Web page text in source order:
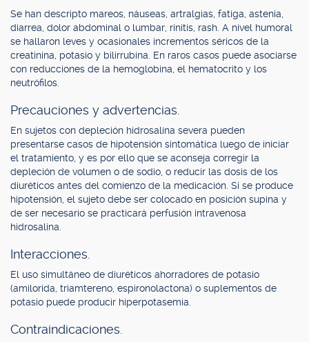
Se han descripto mareos, náuseas, artralgias, fatiga, astenia,
diarrea, dolor abdominal o lumbar, rinitis, rash. A nivel humoral
se hallaron leves y ocasionales incrementos séricos de la
creatinina, potasio y bilirrubina. En raros casos puede asociarse
con reducciones de la hemoglobina, el hematocrito y los
neutrófilos.
Precauciones y advertencias.
En sujetos con depleción hidrosalina severa pueden
presentarse casos de hipotensión sintomática luego de iniciar
el tratamiento, y es por ello que se aconseja corregir la
depleción de volumen o de sodio, o reducir las dosis de los
diuréticos antes del comienzo de la medicación. Si se produce
hipotensión, el sujeto debe ser colocado en posición supina y
de ser necesario se practicará perfusión intravenosa
hidrosalina.
Interacciones.
El uso simultáneo de diuréticos ahorradores de potasio
(amilorida, triamtereno, espironolactona) o suplementos de
potasio puede producir hiperpotasemia.
Contraindicaciones.